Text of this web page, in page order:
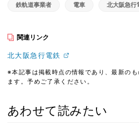
鉄軌道事業者 電車 北大阪急行
関連リンク
北大阪急行電鉄
※本記事は掲載時点の情報であり、最新の
ます。予めご了承ください。
あわせて読みたい